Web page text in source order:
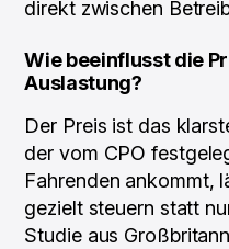
direkt zwischen
Wie beeinflusst die
Auslastung?
Der Preis ist das
der vom CPO
Fahrenden ankommt,
gezielt steuern statt
Studie aus